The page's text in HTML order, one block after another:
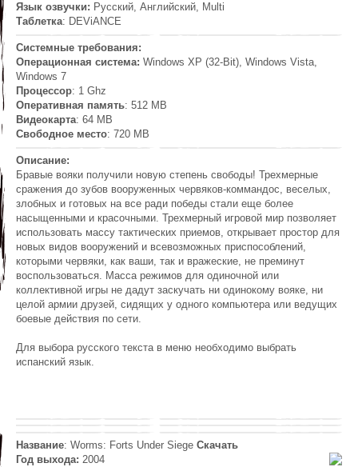
Язык озвучки: Русский, Английский, Multi
Таблетка: DEViANCE
Системные требования:
Операционная система: Windows XP (32-Bit), Windows Vista,
Windows 7
Процессор: 1 Ghz
Оперативная память: 512 MB
Видеокарта: 64 MB
Свободное место: 720 MB
Описание:
Бравые вояки получили новую степень свободы! Трехмерные
сражения до зубов вооруженных червяков-коммандос, веселых,
злобных и готовых на все ради победы стали еще более
насыщенными и красочными. Трехмерный игровой мир позволяет
использовать массу тактических приемов, открывает простор для
новых видов вооружений и всевозможных приспособлений,
которыми червяки, как ваши, так и вражеские, не преминут
воспользоваться. Масса режимов для одиночной или
коллективной игры не дадут заскучать ни одинокому вояке, ни
целой армии друзей, сидящих у одного компьютера или ведущих
боевые действия по сети.
Для выбора русского текста в меню необходимо выбрать
испанский язык.
Название: Worms: Forts Under Siege Скачать
Год выхода: 2004